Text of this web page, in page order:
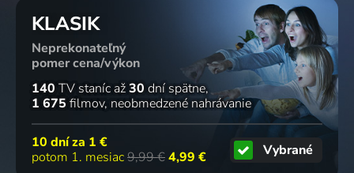
KLASIK
Neprekonateľný
pomer cena/výkon
140 TV staníc až30 dní spätne
1 675 filmov neobmedzené nahrávanie
10 dní za 1 €
potom 1. mesiac9,99 €4,99 € Vybrané